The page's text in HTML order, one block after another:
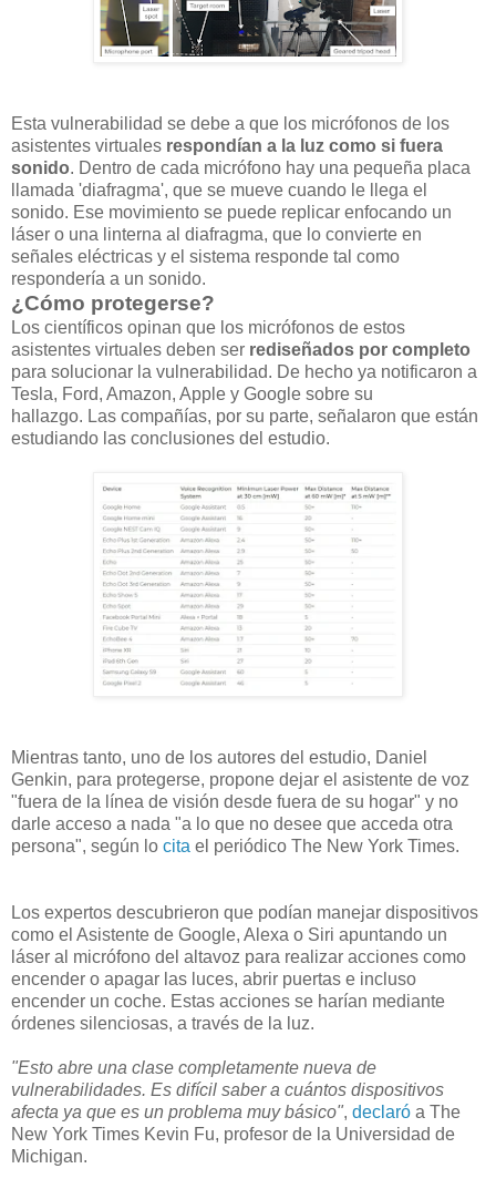
Esta vulnerabilidad se debe a que los micrófonos de los
asistentes virtuales respondían a la luz como si fuera
sonido. Dentro de cada micrófono hay una pequeña placa
llamada 'diafragma', que se mueve cuando le llega el
sonido. Ese movimiento se puede replicar enfocando un
láser o una linterna al diafragma, que lo convierte en
señales eléctricas y el sistema responde tal como
respondería a un sonido.
¿Cómo protegerse?
Los científicos opinan que los micrófonos de estos
asistentes virtuales deben ser rediseñados por completo
para solucionar la vulnerabilidad. De hecho ya notificaron a
Tesla, Ford, Amazon, Apple y Google sobre su
hallazgo. Las compañías, por su parte, señalaron que están
estudiando las conclusiones del estudio.
Mientras tanto, uno de los autores del estudio, Daniel
Genkin, para protegerse, propone dejar el asistente de voz
"fuera de la línea de visión desde fuera de su hogar" y no
darle acceso a nada "a lo que no desee que acceda otra
persona", según lo cita el periódico The New York Times.
Los expertos descubrieron que podían manejar dispositivos
como el Asistente de Google, Alexa o Siri apuntando un
láser al micrófono del altavoz para realizar acciones como
encender o apagar las luces, abrir puertas e incluso
encender un coche. Estas acciones se harían mediante
órdenes silenciosas, a través de la luz.
"Esto abre una clase completamente nueva de
vulnerabilidades. Es difícil saber a cuántos dispositivos
afecta ya que es un problema muy básico", declaró a The
New York Times Kevin Fu, profesor de la Universidad de
Michigan.